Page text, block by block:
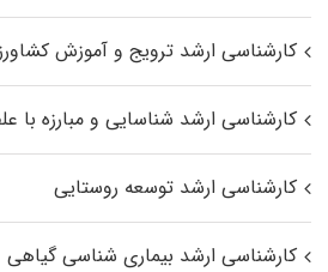
کارشناسی ارشد ترویج و آموزش
کارشناسی ارشد شناسایی و مبارزه با
کارشناسی ارشد توسعه روستایی
کارشناسی ارشد بیماری‌ شناسی گیاهی